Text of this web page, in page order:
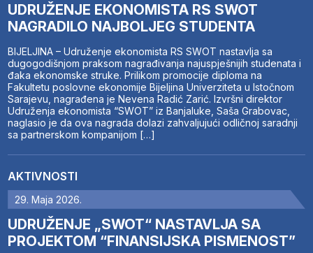
UDRUŽENJE EKONOMISTA RS SWOT
NAGRADILO NAJBOLJEG STUDENTA
BIJELJINA – Udruženje ekonomista RS SWOT nastavlja sa
dugogodišnjom praksom nagrađivanja najuspješnijih studenata i
đaka ekonomske struke. Prilikom promocije diploma na
Fakultetu poslovne ekonomije Bijeljina Univerziteta u Istočnom
Sarajevu, nagrađena je Nevena Radić Zarić. Izvršni direktor
Udruženja ekonomista “SWOT” iz Banjaluke, Saša Grabovac,
naglasio je da ova nagrada dolazi zahvaljujući odličnoj saradnji
sa partnerskom kompanijom […]
AKTIVNOSTI
29. Maja 2026.
UDRUŽENJE „SWOT“ NASTAVLJA SA
PROJEKTOM “FINANSIJSKA PISMENOST”